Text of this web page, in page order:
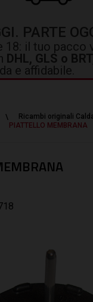
PARTE
18: il tuo pacco
DHL, GLS o
e affidabile.
Ricambi originali
PIATTELLO MEMBRANA